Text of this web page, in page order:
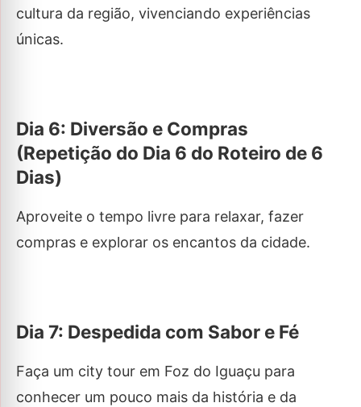
cultura da região, vivenciando experiências
únicas.
Dia 6: Diversão e Compras
(Repetição do Dia 6 do Roteiro de 6
Dias)
Aproveite o tempo livre para relaxar, fazer
compras e explorar os encantos da cidade.
Dia 7: Despedida com Sabor e Fé
Faça um city tour em Foz do Iguaçu para
conhecer um pouco mais da história e da